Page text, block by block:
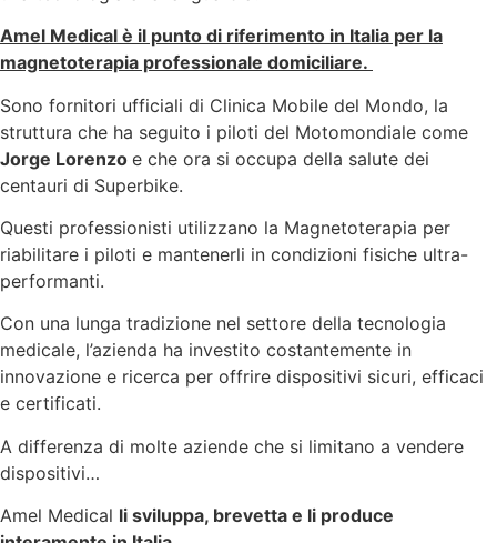
Amel Medical è il punto di riferimento in Italia per la
magnetoterapia professionale domiciliare.
Sono fornitori ufficiali di Clinica Mobile del Mondo, la
struttura che ha seguito i piloti del Motomondiale come
Jorge Lorenzo e che ora si occupa della salute dei
centauri di Superbike.
Questi professionisti utilizzano la Magnetoterapia per
riabilitare i piloti e mantenerli in condizioni fisiche ultra-
performanti.
Con una lunga tradizione nel settore della tecnologia
medicale, l’azienda ha investito costantemente in
innovazione e ricerca per offrire dispositivi sicuri, efficaci
e certificati.
A differenza di molte aziende che si limitano a vendere
dispositivi…
Amel Medical li sviluppa, brevetta e li produce